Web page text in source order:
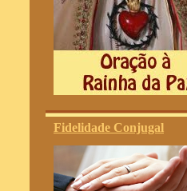
Fidelidade Conjugal